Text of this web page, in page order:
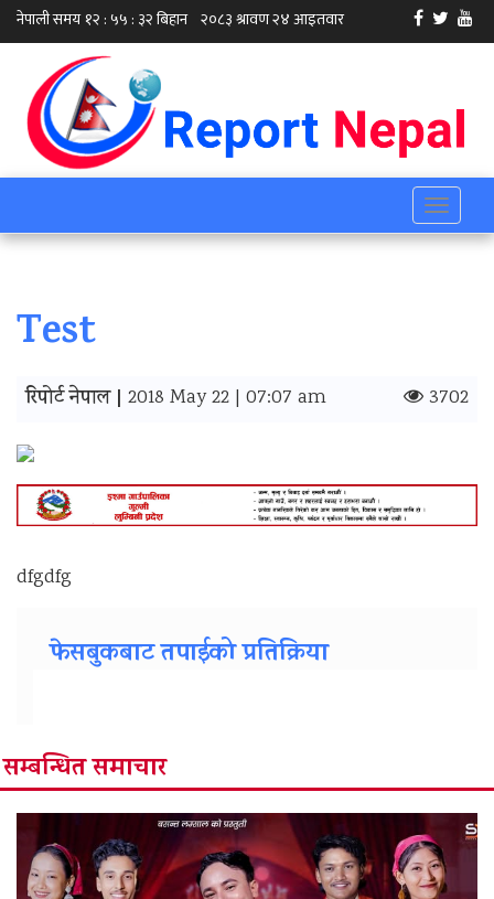
Toggle
Test
रिपोर्ट नेपाल | 2018 May 22 | 07:07 am 3702
dfgdfg
फेसबुकबाट तपाईको प्रतिक्रिया
सम्बन्धित समाचार